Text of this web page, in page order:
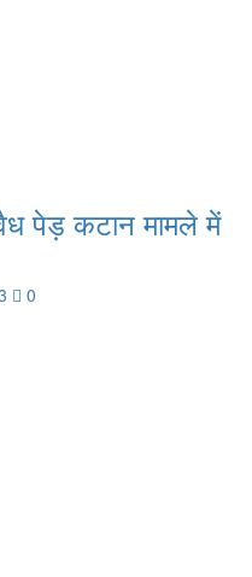
पेड़ कटान मामले में
0